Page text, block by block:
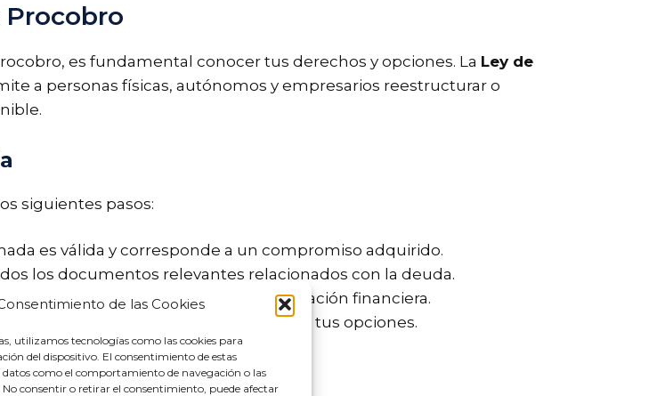
de las Cookies
utilizamos tecnologías como las cookies para
del dispositivo. El consentimiento de estas
como el comportamiento de navegación o las
No consentir o retirar el consentimiento, puede afectar
es fundamental conocer tus derechos y opciones. La Ley de
a personas físicas, autónomos y empresarios reestructurar o
siguientes pasos:
es válida y corresponde a un compromiso adquirido.
los documentos relevantes relacionados con la deuda.
pago que sea manejable para tu situación financiera.
busca asesoramiento legal para evaluar tus opciones.